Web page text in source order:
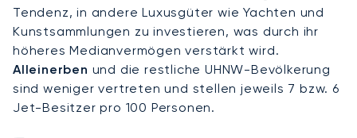
Tendenz, in andere Luxusgüter wie Yachten und
Kunstsammlungen zu investieren, was durch ihr
höheres Medianvermögen verstärkt wird.
Alleinerben und die restliche UHNW-Bevölkerung
sind weniger vertreten und stellen jeweils 7 bzw. 6
Jet-Besitzer pro 100 Personen.